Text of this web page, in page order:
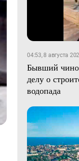
04:53, 8 августа
Бывший
делу о
водопада